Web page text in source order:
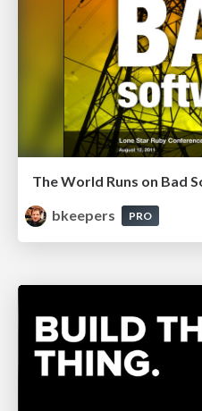
The World Runs on Bad
bkeepers
PRO